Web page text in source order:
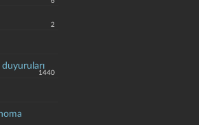
2
duyuruları
1440